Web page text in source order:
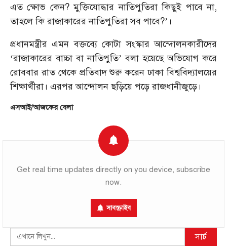
এত ক্ষোভ কেন? মুক্তিযোদ্ধার নাতিপুতিরা কিছুই পাবে না,
তাহলে কি রাজাকারের নাতিপুতিরা সব পাবে?’।
প্রধানমন্ত্রীর এমন বক্তব্যে কোটা সংস্কার আন্দোলনকারীদের
‘রাজাকারের বাচ্চা বা নাতিপুতি’ বলা হয়েছে অভিযোগ করে
রোববার রাত থেকে প্রতিবাদ শুরু করেন ঢাকা বিশ্ববিদ্যালয়ের
শিক্ষার্থীরা। এরপর আন্দোলন ছড়িয়ে পড়ে রাজধানীজুড়ে।
এসআই/আজকের বেলা
Get real time updates directly on you device, subscribe
now.
সাবস্ক্রাইব
Search সার্চ